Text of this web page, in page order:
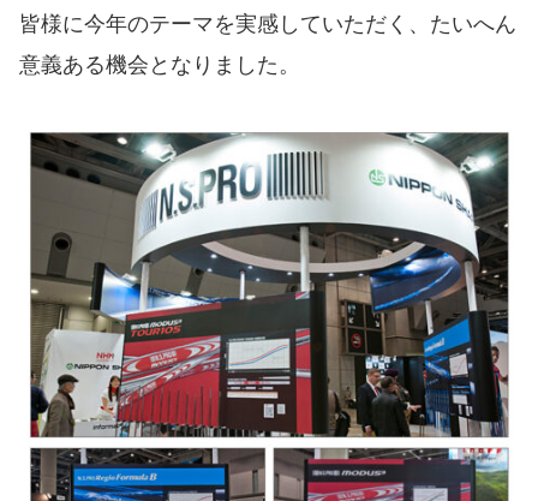
皆様に今年のテーマを実感していただく、たいへん
意義ある機会となりました。